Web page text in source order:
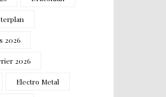
2026
2026
Electro Metal